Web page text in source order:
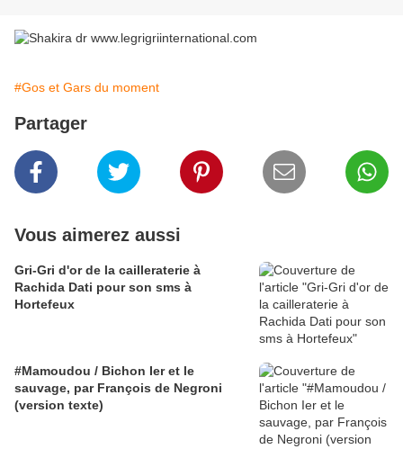
#Gos et Gars du moment
Partager
Vous aimerez aussi
Gri-Gri d'or de la cailleraterie à
Rachida Dati pour son sms à
Hortefeux
#Mamoudou / Bichon Ier et le
sauvage, par François de Negroni
(version texte)